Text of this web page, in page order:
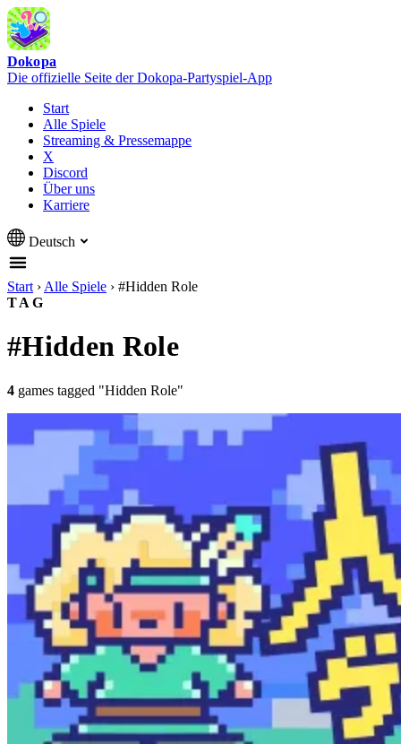
Dokopa
Die offizielle Seite der Dokopa-Partyspiel-App
Start
Alle Spiele
Streaming & Pressemappe
X
Discord
Über uns
Karriere
Deutsch
Start › Alle Spiele › #Hidden Role
TAG
#Hidden Role
4 games tagged "Hidden Role"